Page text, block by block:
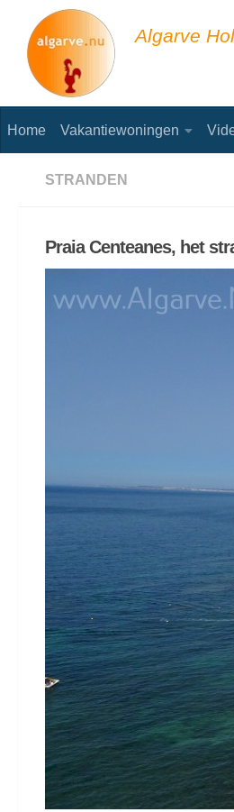
Skip to content
Algarve
Home Vakantiewoningen
STRANDEN
Praia Centeanes, het